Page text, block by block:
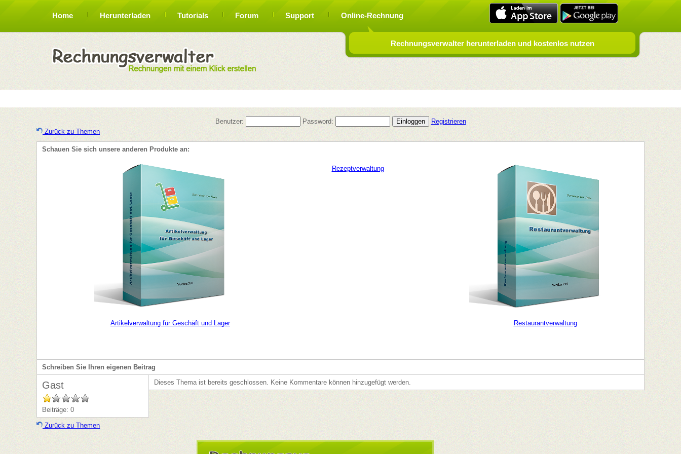
Home Herunterladen Tutorials Forum Support Online-Rechnung
Rechnungsverwalter herunterladen und kostenlos nutzen
Benutzer: Password:
Registrieren
Zurück zu Themen
Schauen Sie sich unsere anderen Produkte an:
Restaurantverwaltung
Rezeptverwaltung
Artikelverwaltung für Geschäft und Lager
Schreiben Sie Ihren eigenen Beitrag
Gast
Beiträge: 0
Dieses Thema ist bereits geschlossen. Keine Kommentare können hinzugefügt werden.
Zurück zu Themen